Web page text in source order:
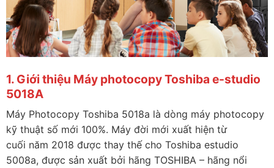
1. Giới thiệu Máy photocopyToshiba e-studio
5018A
Máy Photocopy Toshiba 5018a là dòng máy photocopy
kỹ thuật số mới 100%. Máy đời mới xuất hiện từ
cuối năm 2018 được thay thế cho Toshiba estudio
5008a, được sản xuất bởi hãng TOSHIBA – hãng nổi